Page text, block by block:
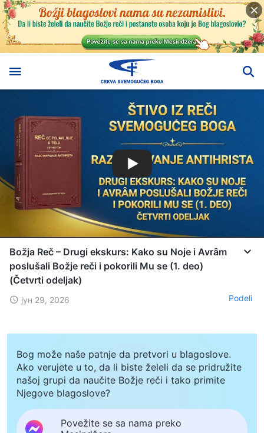
Božja Reč – Drugi ekskurs: Kako su Noje i Avrȃm
poslušali Božje reči i pokorili Mu se (1. deo)
(Četvrti odeljak)
јун 29, 2026 Podeli
Bog može naše patnje da pretvori u blagoslove.
Ako verujete u to, da li biste želeli da se pridružite
našoj grupi da naučite Božje reči i tako primite
Njegove blagoslove?
Povežite se sa nama preko